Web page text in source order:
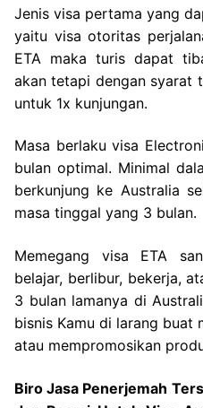
Jenis visa pertama yang
yaitu visa otoritas
ETA maka turis dapat
akan tetapi dengan syarat
untuk 1x kunjungan.
Masa berlaku visa
bulan optimal. Minimal
berkunjung ke Australia
masa tinggal yang 3 bulan.
Memegang visa ETA
belajar, berlibur, bekerja,
3 bulan lamanya di
bisnis Kamu di larang buat
atau mempromosikan
Biro Jasa Penerjemah